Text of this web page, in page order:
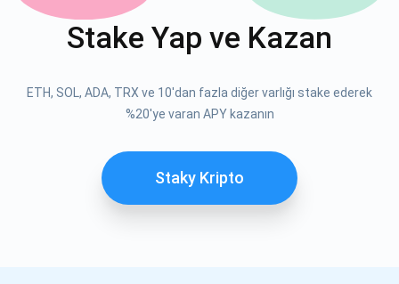
Stake Yap ve Kazan
ETH, SOL, ADA, TRX ve 10'dan fazla diğer varlığı stake ederek
%20'ye varan APY kazanın
Staky Kripto
1000.000
ABONE OL
YouTube'umuza göz atın